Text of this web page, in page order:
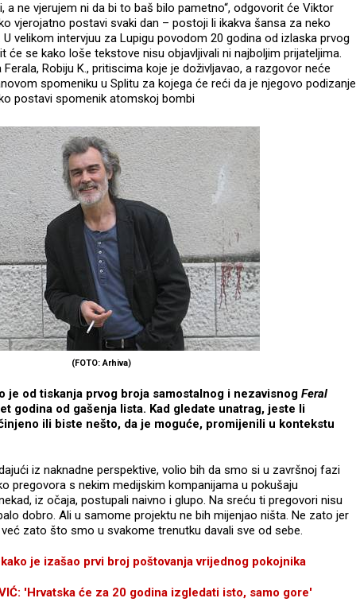
a ne vjerujem ni da bi to baš bilo pametno“, odgovorit će Viktor
vjerojatno postavi svaki dan – postoji li ikakva šansa za neko
velikom intervjuu za Lupigu povodom 20 godina od izlaska prvog
će se kako loše tekstove nisu objavljivali ni najboljim prijateljima.
Robiju K., pritiscima koje je doživljavao, a razgovor neće
spomeniku u Splitu za kojega će reći da je njegovo podizanje
postavi spomenik atomskoj bombi
(FOTO: Arhiva)
je od tiskanja prvog broja samostalnog i nezavisnog Feral
godina od gašenja lista. Kad gledate unatrag, jeste li
ili biste nešto, da je moguće, promijenili u kontekstu
iz naknadne perspektive, volio bih da smo si u završnoj fazi
pregovora s nekim medijskim kompanijama u pokušaju
iz očaja, postupali naivno i glupo. Na sreću ti pregovori nisu
dobro. Ali u samome projektu ne bih mijenjao ništa. Ne zato jer
zato što smo u svakome trenutku davali sve od sebe.
kako je izašao prvi broj poštovanja vrijednog pokojnika
'Hrvatska će za 20 godina izgledati isto, samo gore'